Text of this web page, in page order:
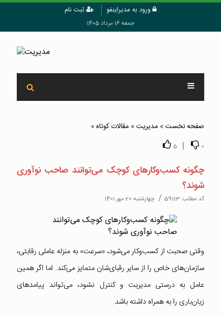
ورود به مدیراینفو ثبت نام
جمعه 16 مرداد 1405
صفحه نخست» مدیریت» مقالات کوتاه»
0
|
5
چگونه کسب‌و‌کارهای کوچک می‌توانند صاحب نوآوری
شوند؟
کد مطلب: 59113
/ چهارشنبه 20 مهر 1401
وقتی صحبت از کسب‌وکار می‌شود‌، «سرعت» به منزله عاملی رقابتی،
سازمان‌های خاص را از سایر رقبای‌شان متمایز می‌کند. اما اگر همین
عامل به درستی مدیریت و کنترل نشود، می‌تواند پیامدهای
زیان‌باری را به همراه داشته باشد.